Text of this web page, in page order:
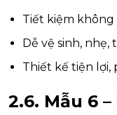
Tiết kiệm không
Dễ vệ sinh,
Thiết kế tiện lợi,
2.6. Mẫu 6